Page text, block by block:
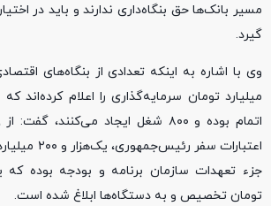
مسیر بانک‌ها حق بنگاه‌داری ندارند و باید در اختیار
گیرد.
وی با اشاره به اینکه تعدادی از بنگاه‌های
تومان تخصیص و به دستگاه‌ها ابلاغ شده است.